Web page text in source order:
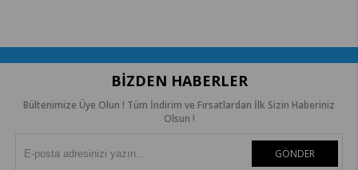
BIZDEN HABERLER
Bültenimize Üye Olun ! Tüm İndirim ve Fırsatlardan İlk Sizin Haberiniz
Olsun !
GÖNDER